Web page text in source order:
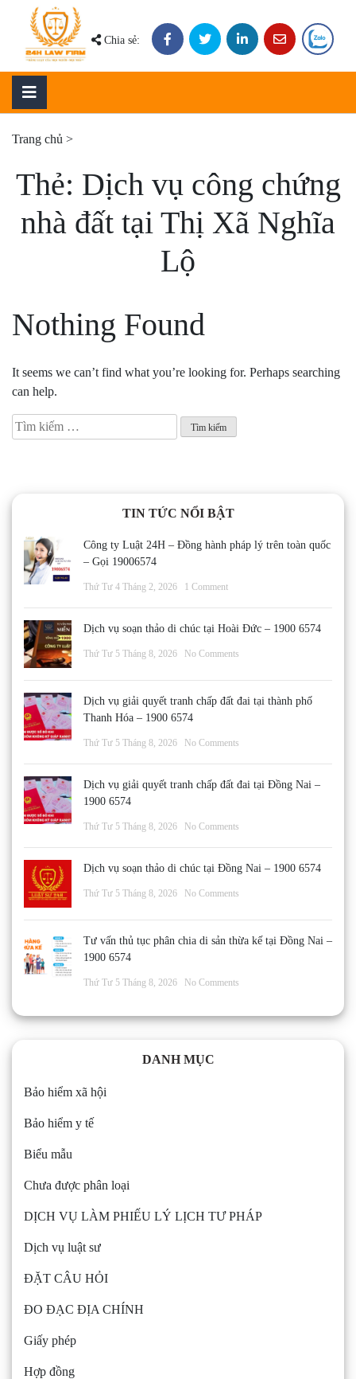
content
Chia sẻ:
Trang chủ >
Thẻ: Dịch vụ công chứng
nhà đất tại Thị Xã Nghĩa
Lộ
Nothing Found
It seems we can’t find what you’re looking for. Perhaps searching
can help.
Tìm
kiếm
TIN TỨC NỔI BẬT
Công ty Luật 24H – Đồng hành pháp lý trên toàn quốc
– Gọi 19006574
Thứ Tư 4 Tháng 2, 2026 1 Comment
Dịch vụ soạn thảo di chúc tại Hoài Đức – 1900 6574
Thứ Tư 5 Tháng 8, 2026 No Comments
Dịch vụ giải quyết tranh chấp đất đai tại thành phố
Thanh Hóa – 1900 6574
Thứ Tư 5 Tháng 8, 2026 No Comments
Dịch vụ giải quyết tranh chấp đất đai tại Đồng Nai –
1900 6574
Thứ Tư 5 Tháng 8, 2026 No Comments
Dịch vụ soạn thảo di chúc tại Đồng Nai – 1900 6574
Thứ Tư 5 Tháng 8, 2026 No Comments
Tư vấn thủ tục phân chia di sản thừa kế tại Đồng Nai –
1900 6574
Thứ Tư 5 Tháng 8, 2026 No Comments
DANH MỤC
Bảo hiểm xã hội
Bảo hiểm y tế
Biểu mẫu
Chưa được phân loại
DỊCH VỤ LÀM PHIẾU LÝ LỊCH TƯ PHÁP
Dịch vụ luật sư
ĐẶT CÂU HỎI
ĐO ĐẠC ĐỊA CHÍNH
Giấy phép
Hợp đồng